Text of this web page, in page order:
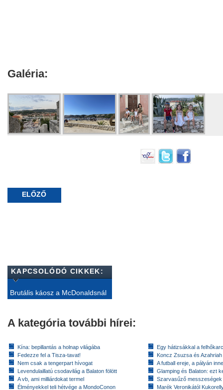
Galéria:
ELŐZŐ
KAPCSOLÓDÓ CIKKEK:
Brutális káosz a McDonaldsnál
A kategória további hírei:
Kína: bepillantás a holnap világába
Fedezze fel a Tisza-tavat!
Nem csak a tengerpart hívogat
Levendulaillatú csodavilág a Balaton fölött
A vb, ami milliárdokat termel
Élményekkel teli hétvége a MondoConon
Egy hátizsákkal a
Koncz Zsuzsa és
A futball ereje, a pályán
Glamping és Balaton: ezt
Szarvasűző messzeségek
Marék Veronikától